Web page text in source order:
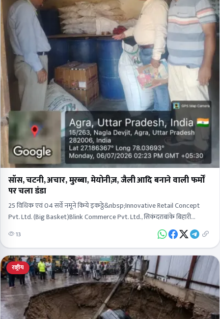
सॉस, चटनी, अचार, मुरब्बा, मेयोनीज़, जैली आदि बनाने वाली फर्मों
पर चला डंडा
25 विधिक एवं 04 सर्वे नमूने किये इकठ्ठे&nbsp;Innovative Retail Concept
Pvt. Ltd. (Big Basket)Blink Commerce Pvt. Ltd., सिकंदराबांके बिहारी
इंटरनेशनल&nbsp;साई एग्रो एंड फूड वर्क्स प्रा. लि., खड़वई, रनकताInstakart…
13
राष्ट्रीय